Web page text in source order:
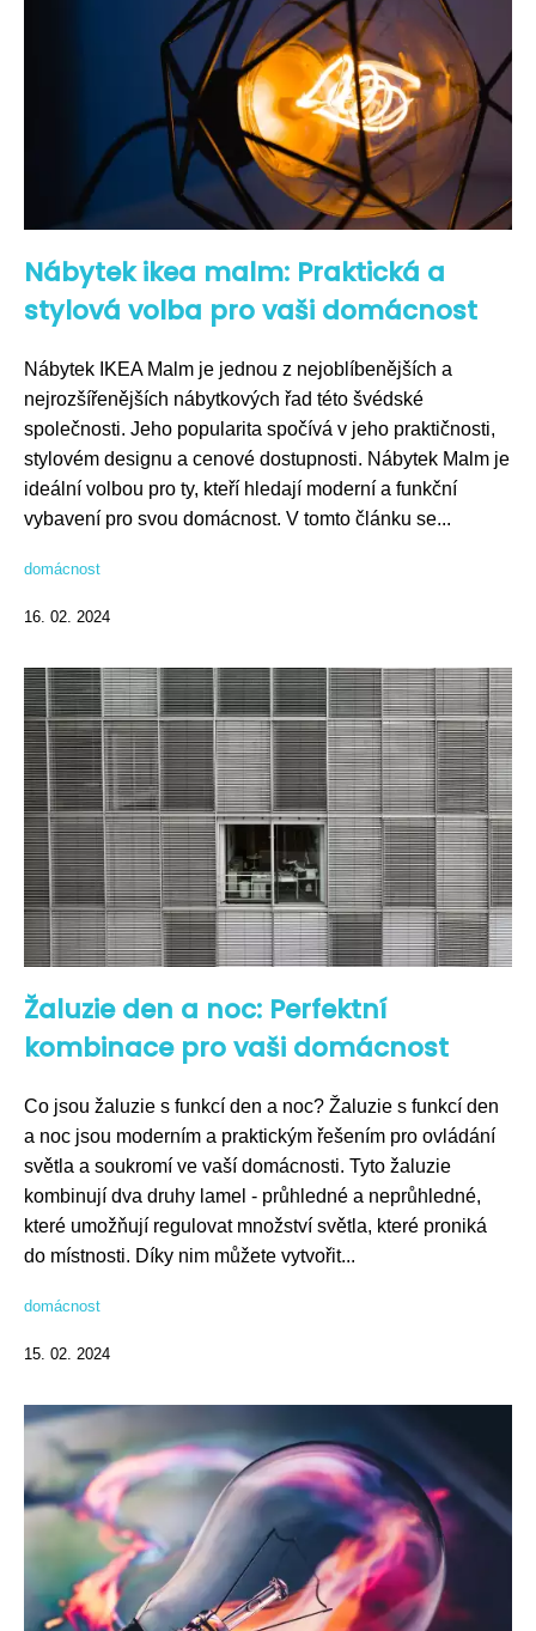
Nábytek ikea malm: Praktická a
stylová volba pro vaši domácnost
Nábytek IKEA Malm je jednou z nejoblíbenějších a
nejrozšířenějších nábytkových řad této švédské
společnosti. Jeho popularita spočívá v jeho praktičnosti,
stylovém designu a cenové dostupnosti. Nábytek Malm je
ideální volbou pro ty, kteří hledají moderní a funkční
vybavení pro svou domácnost. V tomto článku se...
domácnost
16. 02. 2024
Žaluzie den a noc: Perfektní
kombinace pro vaši domácnost
Co jsou žaluzie s funkcí den a noc? Žaluzie s funkcí den
a noc jsou moderním a praktickým řešením pro ovládání
světla a soukromí ve vaší domácnosti. Tyto žaluzie
kombinují dva druhy lamel - průhledné a neprůhledné,
které umožňují regulovat množství světla, které proniká
do místnosti. Díky nim můžete vytvořit...
domácnost
15. 02. 2024